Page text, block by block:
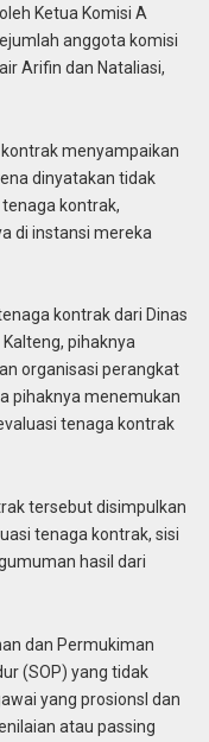
Ketua Komisi A
anggota komisi
Arifin dan Nataliasi,
menyampaikan
dinyatakan tidak
kontrak,
di instansi mereka
kontrak dari Dinas
pihaknya
organisasi perangkat
pihaknya menemukan
tenaga kontrak
tersebut disimpulkan
tenaga kontrak, sisi
hasil dari
dan Permukiman
(SOP) yang tidak
yang prosionsl dan
atau passing